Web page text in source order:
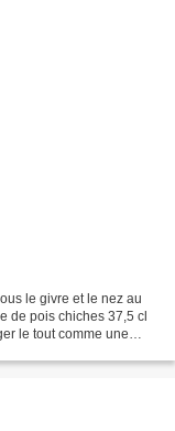
le givre et le nez au
de pois chiches 37,5 cl
le tout comme une